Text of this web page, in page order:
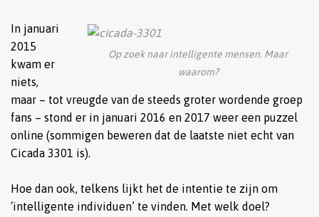
Op zoek naar intelligente mensen. Maar
waarom?
In januari
2015
kwam er
niets,
maar – tot vreugde van de steeds groter wordende groep
fans – stond er in januari 2016 en 2017 weer een puzzel
online (sommigen beweren dat de laatste niet echt van
Cicada 3301 is).
Hoe dan ook, telkens lijkt het de intentie te zijn om
‘intelligente individuen’ te vinden. Met welk doel?